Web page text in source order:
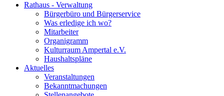
Rathaus - Verwaltung
Bürgerbüro und Bürgerservice
Was erledige ich wo?
Mitarbeiter
Organigramm
Kulturraum Ampertal e.V.
Haushaltspläne
Aktuelles
Veranstaltungen
Bekanntmachungen